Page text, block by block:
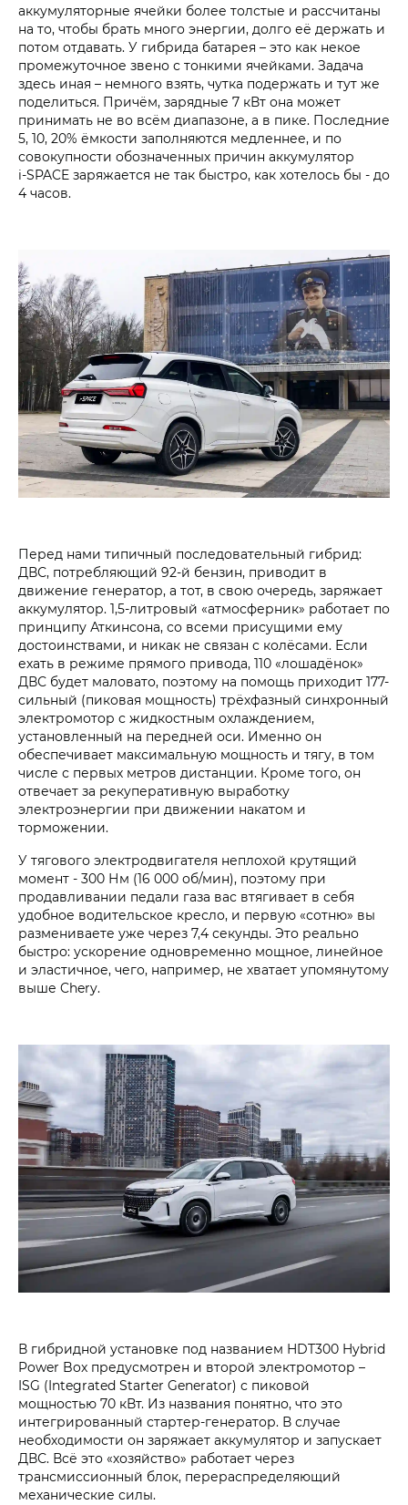
аккумуляторные ячейки более толстые и рассчитаны
на то, чтобы брать много энергии, долго её держать и
потом отдавать. У гибрида батарея – это как некое
промежуточное звено с тонкими ячейками. Задача
здесь иная – немного взять, чутка подержать и тут же
поделиться. Причём, зарядные 7 кВт она может
принимать не во всём диапазоне, а в пике. Последние
5, 10, 20% ёмкости заполняются медленнее, и по
совокупности обозначенных причин аккумулятор
i‑SPACE заряжается не так быстро, как хотелось бы - до
4 часов.
Перед нами типичный последовательный гибрид:
ДВС, потребляющий 92-й бензин, приводит в
движение генератор, а тот, в свою очередь, заряжает
аккумулятор. 1,5-литровый «атмосферник» работает по
принципу Аткинсона, со всеми присущими ему
достоинствами, и никак не связан с колёсами. Если
ехать в режиме прямого привода, 110 «лошадёнок»
ДВС будет маловато, поэтому на помощь приходит 177-
сильный (пиковая мощность) трёхфазный синхронный
электромотор с жидкостным охлаждением,
установленный на передней оси. Именно он
обеспечивает максимальную мощность и тягу, в том
числе с первых метров дистанции. Кроме того, он
отвечает за рекуперативную выработку
электроэнергии при движении накатом и
торможении.
У тягового электродвигателя неплохой крутящий
момент - 300 Нм (16 000 об/мин), поэтому при
продавливании педали газа вас втягивает в себя
удобное водительское кресло, и первую «сотню» вы
размениваете уже через 7,4 секунды. Это реально
быстро: ускорение одновременно мощное, линейное
и эластичное, чего, например, не хватает упомянутому
выше Chery.
В гибридной установке под названием HDT300 Hybrid
Power Box предусмотрен и второй электромотор –
ISG (Integrated Starter Generator) с пиковой
мощностью 70 кВт. Из названия понятно, что это
интегрированный стартер-генератор. В случае
необходимости он заряжает аккумулятор и запускает
ДВС. Всё это «хозяйство» работает через
трансмиссионный блок, перераспределяющий
механические силы.